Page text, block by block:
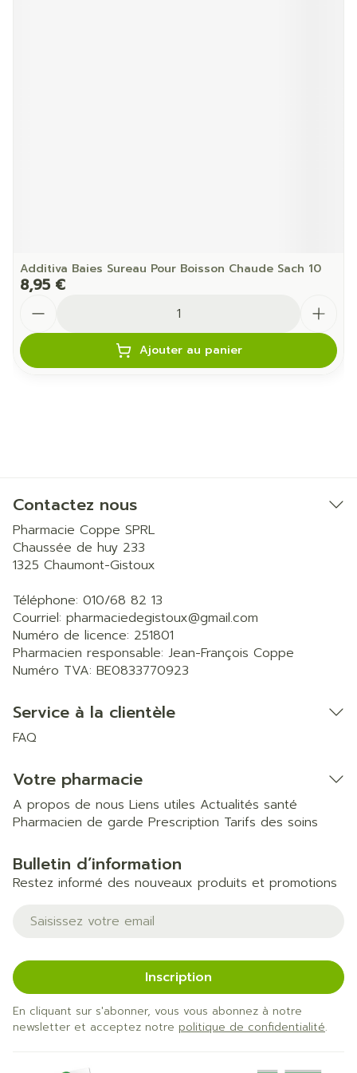
Additiva Baies Sureau Pour Boisson Chaude Sach 10
8,95 €
Ajouter au panier
Contactez nous
Pharmacie Coppe SPRL
Chaussée de huy 233
1325 Chaumont-Gistoux
Téléphone: 010/68 82 13
Courriel: pharmaciedegistoux@gmail.com
Numéro de licence: 251801
Pharmacien responsable: Jean-François Coppe
Numéro TVA: BE0833770923
Service à la clientèle
FAQ
Votre pharmacie
A propos de nous Liens utiles Actualités santé
Pharmacien de garde Prescription Tarifs des soins
Bulletin d’information
Restez informé des nouveaux produits et promotions
Adresse mail
Inscription
En cliquant sur s'abonner, vous vous abonnez à notre
newsletter et acceptez notre politique de confidentialité.